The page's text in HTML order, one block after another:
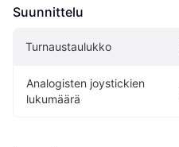
Suunnittelu
Turnaustaulukko
Analogisten joystickien
lukumäärä